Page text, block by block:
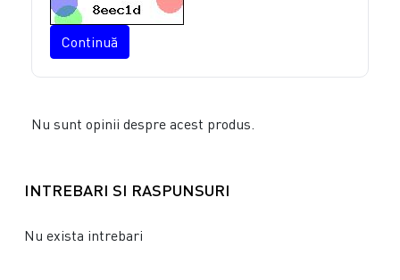
Continuă
Nu sunt opinii despre acest produs.
INTREBARI SI RASPUNSURI
Nu exista intrebari